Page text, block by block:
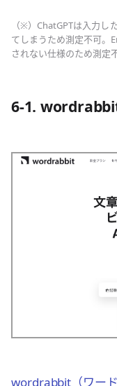
（※）ChatGPTは入力
てしまうため測定不可。
されない仕様のため測定
6-1.
wordrabbit（ワード